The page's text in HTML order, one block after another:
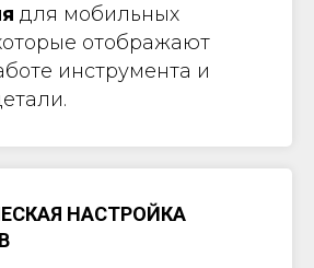
для мобильных
отображают
инструмента и
НАСТРОЙКА